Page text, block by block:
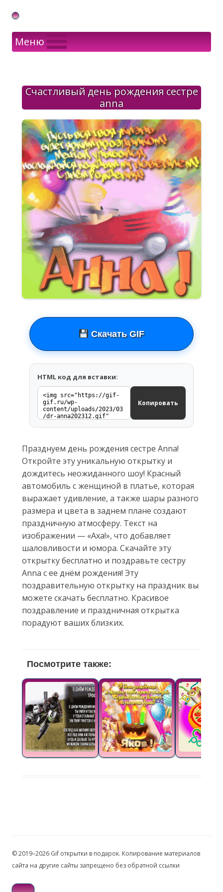
Gif Открытки в подарок
Меню
Счастливый день рождения сестре
anna
Скачать GIF
HTML код для вставки:
Копировать
Празднуем день рождения сестре Anna!
Откройте эту уникальную открытку и
дождитесь неожиданного шоу! Красный
автомобиль с женщиной в платье, которая
выражает удивление, а также шары разного
размера и цвета в заднем плане создают
праздничную атмосферу. Текст на
изображении — «Аха!», что добавляет
шаловливости и юмора. Скачайте эту
открытку бесплатно и поздравьте сестру
Anna с ее днём рождения! Эту
поздравительную открытку на праздник вы
можете скачать бесплатно. Красивое
поздравление и праздничная открытка
порадуют ваших близких.
Посмотрите также:
© 2019–2026 Gif открытки в подарок. Копирование материалов
сайта на другие сайты запрещено без обратной ссылки